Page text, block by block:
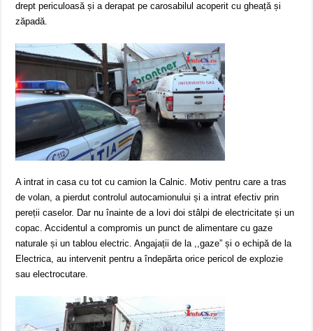
drept periculoasă și a derapat pe carosabilul acoperit cu gheață și
zăpadă.
A intrat in casa cu tot cu camion la Calnic. Motiv pentru care a tras
de volan, a pierdut controlul autocamionului și a intrat efectiv prin
pereții caselor. Dar nu înainte de a lovi doi stâlpi de electricitate și un
copac. Accidentul a compromis un punct de alimentare cu gaze
naturale și un tablou electric. Angajații de la ,,gaze” și o echipă de la
Electrica, au intervenit pentru a îndepărta orice pericol de explozie
sau electrocutare.